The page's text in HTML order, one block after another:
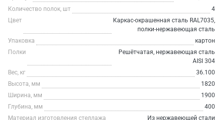
Количество полок, шт
4
Цвет
Каркас-окрашенная сталь RAL7035,
полки-нержавеющая сталь
Упаковка
картон
Полки
Решётчатая, нержавеющая сталь
AISI 304
Вес, кг
36.100
Высота, мм
1820
Ширина, мм
1900
Глубина, мм
400
Материал изготовления стеллажа
Из нержавеющей стали